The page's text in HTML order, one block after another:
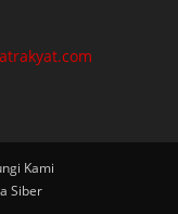
Kami
Siber